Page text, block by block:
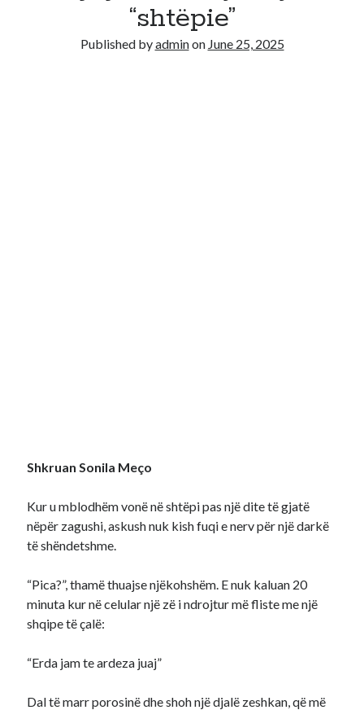
“shtëpie”
Published byadminon June 25, 2025
Shkruan Sonila Meço
Kur u mblodhëm vonë në shtëpi pas një dite të gjatë
nëpër zagushi, askush nuk kish fuqi e nerv për një darkë
të shëndetshme.
“Pica?”, thamë thuajse njëkohshëm. E nuk kaluan 20
minuta kur në celular një zë i ndrojtur më fliste me një
shqipe të çalë:
“Erda jam te ardeza juaj”
Dal të marr porosinë dhe shoh një djalë zeshkan, që më